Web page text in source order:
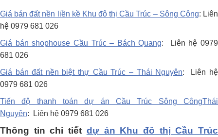
Giá bán đất nền liền kề Khu đô thị Cầu Trúc – Sông Công: Liên
hệ 0979 681 026
Giá bán shophouse Cầu Trúc – Bách Quang: Liên hệ 0979
681 026
Giá bán đất nền biệt thự Cầu Trúc – Thái Nguyên: Liên hệ
0979 681 026
Tiến độ thanh toán dự án Cầu Trúc Sông CôngThái
Nguyên: Liên hệ 0979 681 026
Thông tin chi tiết dự án Khu đô thị Cầu Trúc